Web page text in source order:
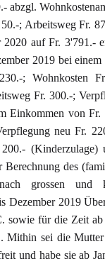
abzgl.
; Arbeitsweg Fr.
auf Fr. 3'791.-
2019 bei
; Wohnkosten
Fr. 300.-;
Einkommen von
neu Fr.
des
grossen und
Dezember 2019
sowie für die Zeit
Mithin sei die
und habe sie ab